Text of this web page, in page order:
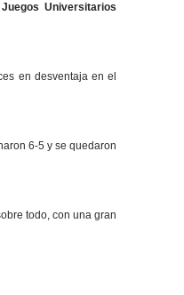
Universitarios
en desventaja en el
6-5 y se quedaron
todo, con una gran